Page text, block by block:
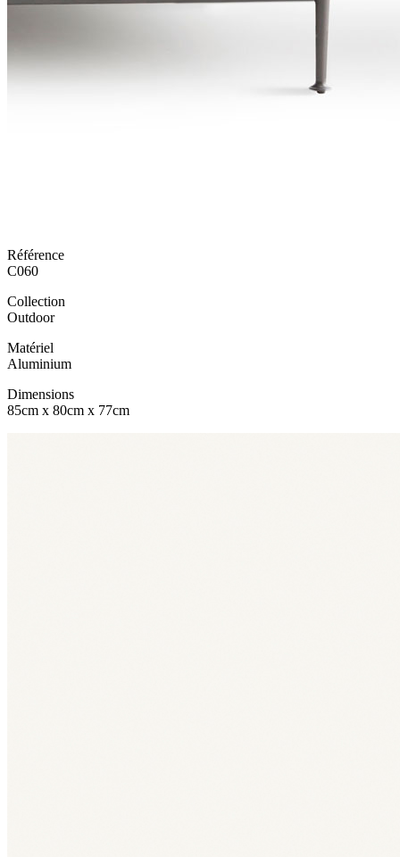
Référence
C060
Collection
Outdoor
Matériel
Aluminium
Dimensions
85cm x 80cm x 77cm